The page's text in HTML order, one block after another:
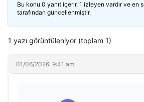
Bu konu 0 yanıt içerir, 1 izleyen vardır ve en
tarafından güncellenmiştir.
1 yazı görüntüleniyor (toplam 1)
01/06/2026: 9:41 am